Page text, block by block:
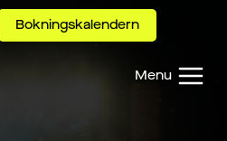
Bokningskalendern
Menu